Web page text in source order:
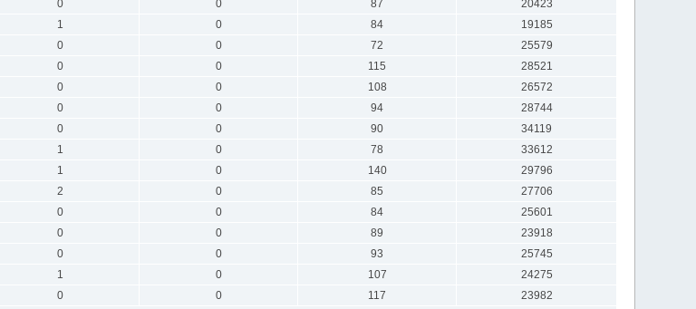
0 0 87
20423
1 0 84
19185
0 0 72
25579
0 0 115
28521
0 0 108
26572
0 0 94
28744
0 0 90
34119
1 0 78
33612
1 0 140
29796
2 0 85
27706
0 0 84
25601
0 0 89
23918
0 0 93
25745
1 0 107
24275
0 0 117
23982